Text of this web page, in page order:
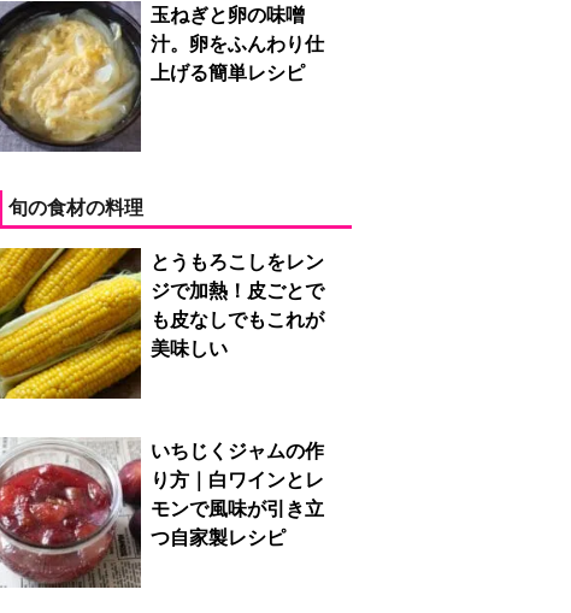
玉ねぎと卵の味噌
汁。卵をふんわり仕
上げる簡単レシピ
旬の食材の料理
とうもろこしをレン
ジで加熱！皮ごとで
も皮なしでもこれが
美味しい
いちじくジャムの作
り方｜白ワインとレ
モンで風味が引き立
つ自家製レシピ